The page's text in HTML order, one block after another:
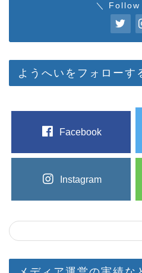
＼ Follow
ようへいをフォローす
Facebook
Instagram